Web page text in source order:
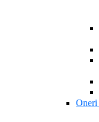
Oneri